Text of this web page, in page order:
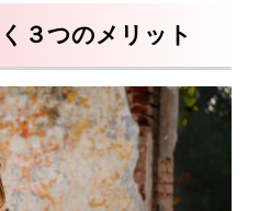
３つのメリット